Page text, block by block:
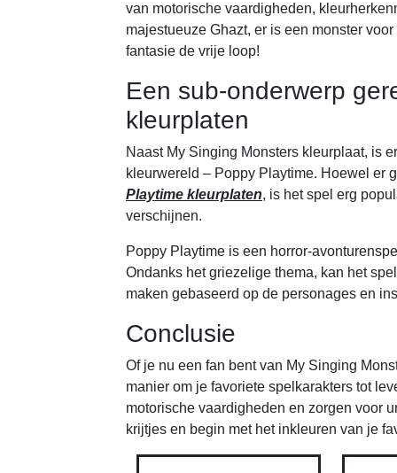
van motorische vaardigheden,
majestueuze Ghazt, er is een monster
fantasie de vrije loop!
Een sub-onderwerp
kleurplaten
Naast My Singing Monsters kleurplaat, is
kleurwereld – Poppy Playtime. Hoewel er
Playtime kleurplaten, is het spel erg
verschijnen.
Poppy Playtime is een horror-
Ondanks het griezelige thema, kan het
maken gebaseerd op de personages en
Conclusie
Of je nu een fan bent van My Singing
manier om je favoriete spelkarakters tot
motorische vaardigheden en zorgen voor
krijtjes en begin met het inkleuren van je